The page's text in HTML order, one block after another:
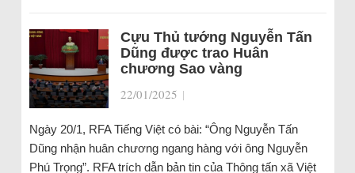
Cựu Thủ tướng Nguyễn Tấn
Dũng được trao Huân
chương Sao vàng
22/01/2025 |
Ngày 20/1, RFA Tiếng Việt có bài: “Ông Nguyễn Tấn
Dũng nhận huân chương ngang hàng với ông Nguyễn
Phú Trọng”. RFA trích dẫn bản tin của Thông tấn xã Việt